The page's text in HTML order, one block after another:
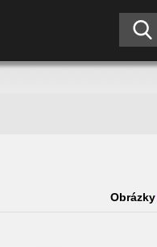
Obrázky